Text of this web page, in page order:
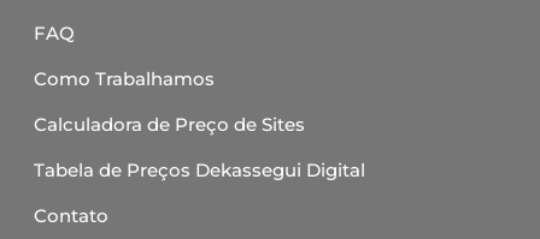
FAQ
Como Trabalhamos
Calculadora de Preço de Sites
Tabela de Preços Dekassegui Digital
Contato